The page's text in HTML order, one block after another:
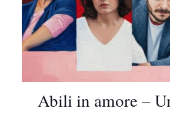
Abili in amore –